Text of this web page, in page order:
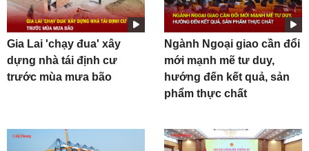
Gia Lai 'chạy đua' xây
dựng nhà tái định cư
trước mùa mưa bão
Ngành Ngoại giao cần đổi
mới mạnh mẽ tư duy,
hướng đến kết quả, sản
phẩm thực chất